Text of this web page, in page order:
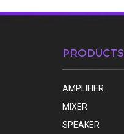
PRODUCTS
AMPLIFIER
MIXER
SPEAKER